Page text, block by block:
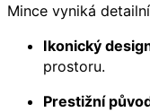
Mince vyniká
Ikonický
prostoru.
Prestižní